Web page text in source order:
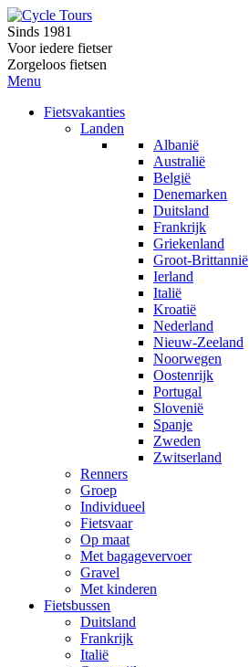
Sinds 1981
Voor iedere fietser
Zorgeloos fietsen
Menu
Fietsvakanties
Landen
Albanië
Australië
België
Denemarken
Duitsland
Frankrijk
Griekenland
Groot-Brittannië
Ierland
Italië
Kroatië
Nederland
Nieuw-Zeeland
Noorwegen
Oostenrijk
Portugal
Slovenië
Spanje
Zweden
Zwitserland
Renners
Groep
Individueel
Fietsvaar
Op maat
Met bagagevervoer
Gravel
Met kinderen
Fietsbussen
Duitsland
Frankrijk
Italië